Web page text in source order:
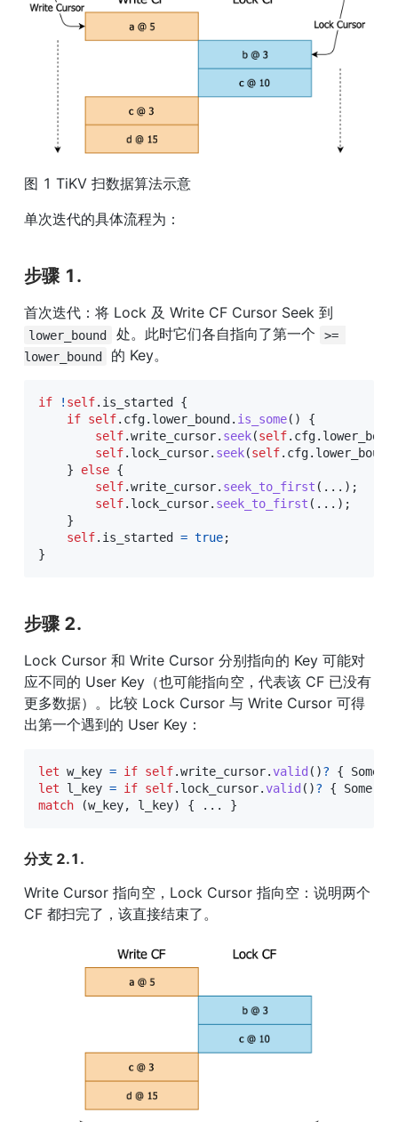
图 1 TiKV 扫数据算法示意
单次迭代的具体流程为：
步骤 1.
lower_bound 处。此时它们各自指向了第一个
>=
lower_bound
的 Key。
if ! self. is_started {
if self. cfg. lower_bound . is_some( )
{
self.write_cursor. seek(self. cfg.
self. lock_cursor. seek(self. cfg. lower_bound
}
else {
self.write_cursor. seek_to_first ( ... ) ;
self. lock_cursor. seek_to_first ( ... ) ;
}
self. is_started = true;
}
步骤 2.
Lock Cursor 和 Write Cursor 分别指向的 Key 可能对
应不同的 User Key（也可能指向空，代表该 CF 已没有
更多数据）。比较 Lock Cursor 与 Write Cursor 可得
出第一个遇到的 User Key：
let w_key = if self.write_cursor.valid ( )? { Some
let l_key = if self. lock_cursor.valid ( )? { Some
match
(w_key, l_key) { ... }
分支 2.1.
Write Cursor 指向空，Lock Cursor 指向空：说明两个
CF 都扫完了，该直接结束了。